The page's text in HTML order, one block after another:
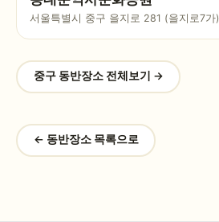
서울특별시 중구 을지로 281 (을지로7가)
중구동반장소 전체보기 →
← 동반장소 목록으로